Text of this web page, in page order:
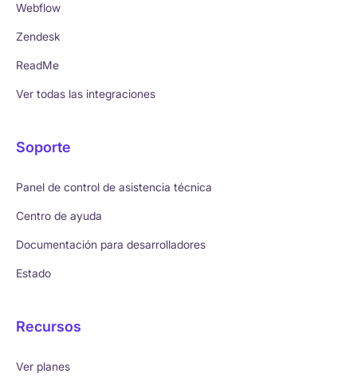
Webflow
Zendesk
ReadMe
Ver todas las integraciones
Soporte
Panel de control de asistencia técnica
Centro de ayuda
Documentación para desarrolladores
Estado
Recursos
Ver planes